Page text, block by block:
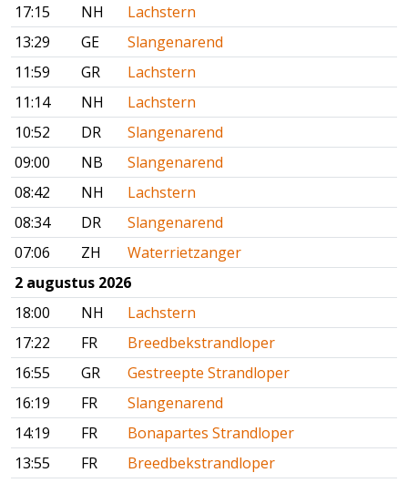
17:15
NH
Lachstern
13:29
GE
Slangenarend
11:59
GR
Lachstern
11:14
NH
Lachstern
10:52
DR
Slangenarend
09:00
NB
Slangenarend
08:42
NH
Lachstern
08:34
DR
Slangenarend
07:06
ZH
Waterrietzanger
2 augustus 2026
18:00
NH
Lachstern
17:22
FR
Breedbekstrandloper
16:55
GR
Gestreepte Strandloper
16:19
FR
Slangenarend
14:19
FR
Bonapartes Strandloper
13:55
FR
Breedbekstrandloper